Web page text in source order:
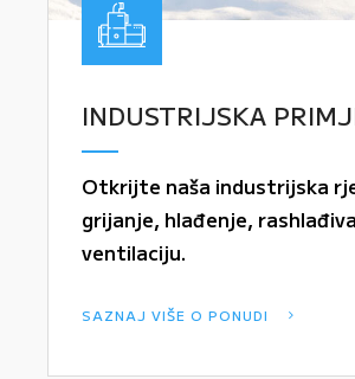
INDUSTRIJSKA
Otkrijte naša industrijska
grijanje, hlađenje,
ventilaciju.
SAZNAJ VIŠE O PONUDI